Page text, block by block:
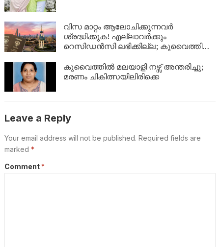
വിസ മാറ്റം ആലോചിക്കുന്നവർ
ശ്രദ്ധിക്കുക! എല്ലാവർക്കും
റെസിഡൻസി ലഭിക്കില്ല; കുവൈത്തിന്റെ
കുവൈത്തിൽ മലയാളി നഴ്സ് അന്തരിച്ചു;
മരണം ചികിത്സയിലിരിക്കെ
Leave a Reply
Your email address will not be published. Required fields are
marked *
Comment *